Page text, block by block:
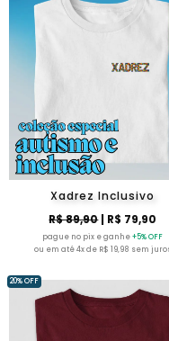
Xadrez Inclusivo
R$ 89,90| R$ 79,90
pague no pix e ganhe+5% OFF
ou em até 4x de R$ 19,98 sem
20% OFF